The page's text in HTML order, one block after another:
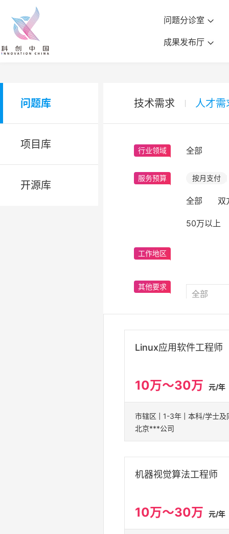
问题分诊室
成果发布厅
问题库
项目库
开源库
技术需求 人才需
行业领域 全部
服务预算 按月支付
全部 双
50万以上
工作地区
其他要求
Linux应用软件工程师
10万～30万 元/年
北京***公司
机器视觉算法工程师
10万～30万 元/年